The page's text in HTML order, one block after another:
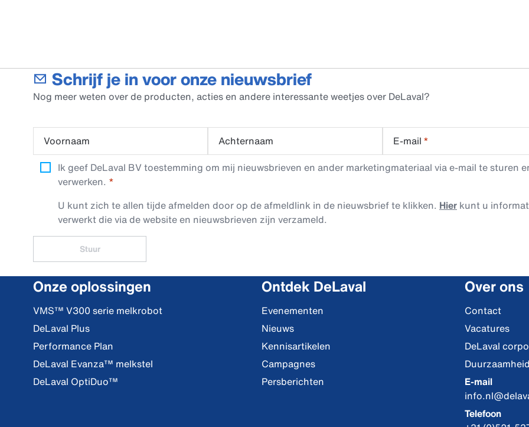
Schrijf je in voor onze nieuwsbrief
Nog meer weten over de producten, acties en andere interessante weetjes over DeLaval?
Voornaam Achternaam E-mail *
Ik geef DeLaval BV toestemming om mij nieuwsbrieven en ander marketingmateriaal via e-mail te sturen
verwerken.
U kunt zich te allen tijde afmelden door op de afmeldlink in de nieuwsbrief te klikken. Hier kunt u
verwerkt die via de website en nieuwsbrieven zijn verzameld.
Stuur
Onze oplossingen
VMS™ V300 serie melkrobot
DeLaval Plus
Performance Plan
DeLaval Evanza™ melkstel
DeLaval OptiDuo™
Ontdek DeLaval
Evenementen
Nieuws
Kennisartikelen
Campagnes
Persberichten
Over ons
Contact
Vacatures
DeLaval
E-mail
Telefoon